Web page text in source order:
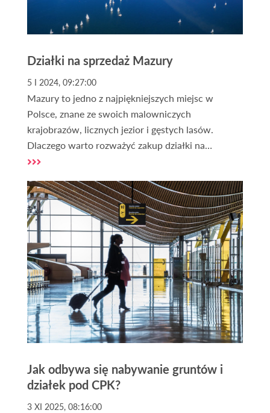
Działki na sprzedaż Mazury
5 I 2024, 09:27:00
Mazury to jedno z najpiękniejszych miejsc w
Polsce, znane ze swoich malowniczych
krajobrazów, licznych jezior i gęstych lasów.
Dlaczego warto rozważyć zakup działki na
Mazurach? To pytanie zadaje sobie wielu
tylko bliskość natury, ale także unikalne możliwości
inwestycyjne. Kupno działki na Mazurach to
inwestycja w przyszłość, która może przynieść
wiele korzyści, zarówno pod kątem finansowym,
jak i rekreacyjnym.
Jak odbywa się nabywanie gruntów i
działek pod CPK?
3 XI 2025, 08:16:00